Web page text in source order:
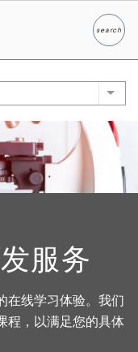
searchSearch
List
服务
在线学习体验。我们
程，以满足您的具体